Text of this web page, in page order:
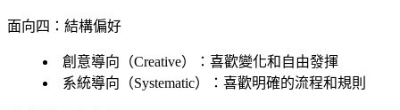
面向四：結構偏好
創意導向（Creative）：喜歡變化和自由發揮
系統導向（Systematic）：喜歡明確的流程和規則